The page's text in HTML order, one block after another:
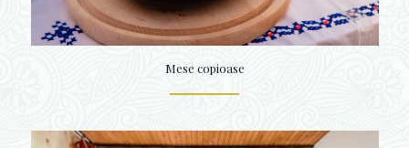
Mese copioase